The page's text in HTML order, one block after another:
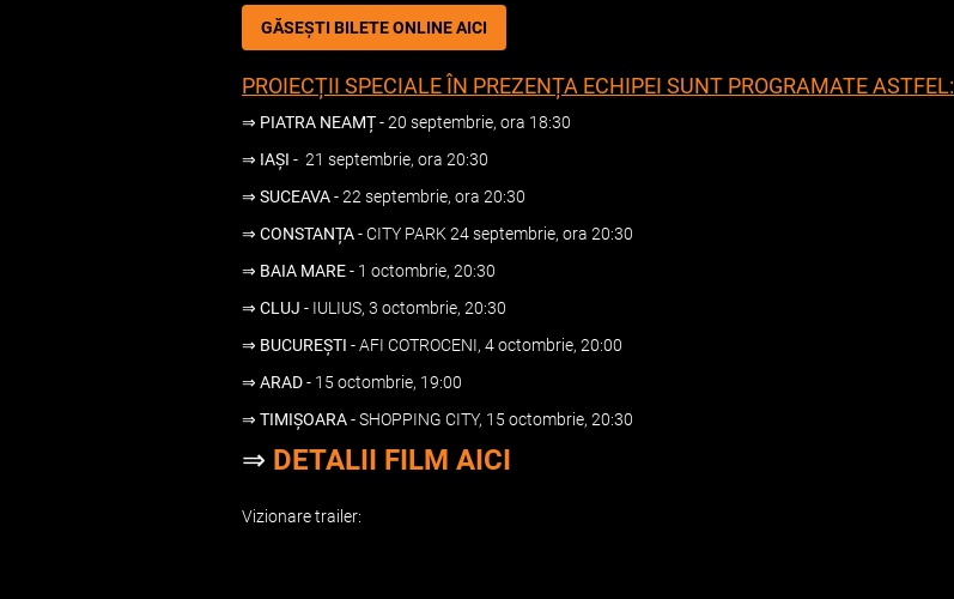
GĂSEȘTI BILETE ONLINE AICI
PROIECȚII SPECIALE ÎN PREZENȚA ECHIPEI SUNT PROGRAMATE ASTFEL:
⇒ PIATRA NEAMȚ- 20 septembrie, ora 18:30
⇒ IAȘI - 21 septembrie, ora 20:30
⇒ SUCEAVA- 22 septembrie, ora 20:30
⇒ CONSTANȚA- CITY PARK 24 septembrie, ora 20:30
⇒ BAIA MARE- 1 octombrie, 20:30
⇒ CLUJ - IULIUS, 3 octombrie, 20:30
⇒ BUCUREȘTI - AFI COTROCENI, 4 octombrie, 20:00
⇒ ARAD- 15 octombrie, 19:00
⇒ TIMIȘOARA- SHOPPING CITY, 15 octombrie, 20:30
⇒ DETALII FILM AICI
Vizionare trailer: